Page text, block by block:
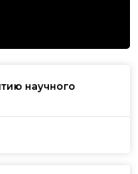
научного